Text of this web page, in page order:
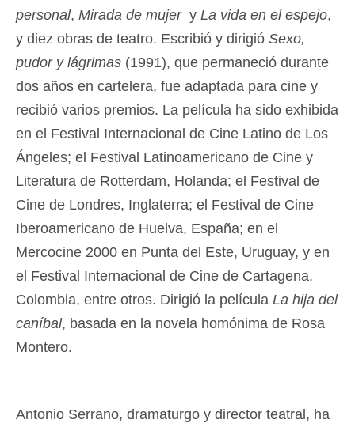
personal, Mirada de mujery La vida en el espejo,
y diez obras de teatro. Escribió y dirigió Sexo,
pudor y lágrimas (1991), que permaneció durante
dos años en cartelera, fue adaptada para cine y
recibió varios premios. La película ha sido exhibida
en el Festival Internacional de Cine Latino de Los
Ángeles; el Festival Latinoamericano de Cine y
Literatura de Rotterdam, Holanda; el Festival de
Cine de Londres, Inglaterra; el Festival de Cine
Iberoamericano de Huelva, España; en el
Mercocine 2000 en Punta del Este, Uruguay, y en
el Festival Internacional de Cine de Cartagena,
Colombia, entre otros. Dirigió la película La hija del
caníbal, basada en la novela homónima de Rosa
Montero.
Antonio Serrano, dramaturgo y director teatral, ha